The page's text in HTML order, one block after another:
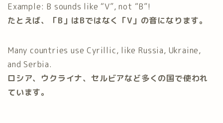
Example: В sounds like “V”, not “B”!
たとえば、「В」はBではなく「V」の音になります。
Many countries use Cyrillic, like Russia, Ukraine,
and Serbia.
ロシア、ウクライナ、セルビアなど多くの国で使われ
ています。